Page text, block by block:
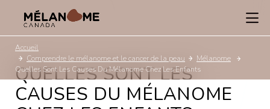
Accueil
Mélanome
Comprendre le mélanome et le cancer de la peau
Quelles Sont Les Causes Du Mélanome Chez Les Enfants
QUELLES SONT LES
CAUSES DU MÉLANOME